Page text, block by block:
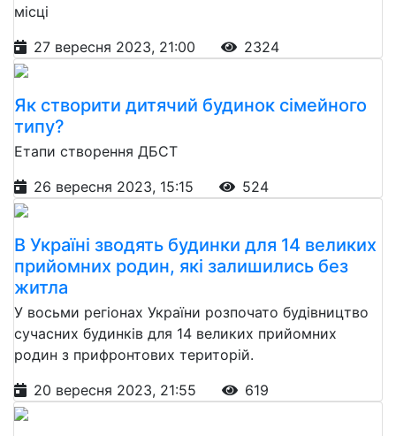
місці
27 вересня 2023, 21:00
2324
Як створити дитячий будинок сімейного
типу?
Етапи створення ДБСТ
26 вересня 2023, 15:15
524
В Україні зводять будинки для 14 великих
прийомних родин, які залишились без
житла
У восьми регіонах України розпочато будівництво
сучасних будинків для 14 великих прийомних
родин з прифронтових територій.
20 вересня 2023, 21:55
619